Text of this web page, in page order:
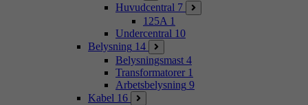
Huvudcentral 7
125A 1
Undercentral 10
Belysning 14
Belysningsmast 4
Transformatorer 1
Arbetsbelysning 9
Kabel 16